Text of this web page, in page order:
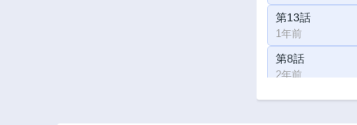
第13話
1年前
第8話
2年前
第3話